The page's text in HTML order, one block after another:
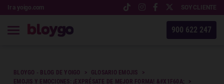
Ir a yoigo.com SOY CLIENTE
900 622 247
BLOYGO - BLOG DE YOIGO
GLOSARIO EMOJIS
EMOJIS Y EMOCIONES: ¡EXPRÉSATE DE MEJOR FORMA! &#X1F60A;